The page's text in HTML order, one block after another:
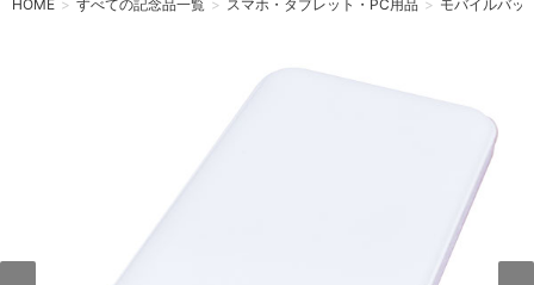
HOME すべての記念品一覧 スマホ・タブレット・PC用品 モバイルバッ